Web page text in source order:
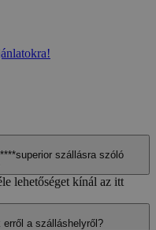
szállásra szóló
lehetőséget kínál az itt
a szálláshelyről?